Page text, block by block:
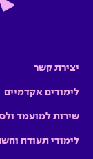
יצירת קשר
לימודים אקדמיים
שירות למועמד
לימודי תעודה